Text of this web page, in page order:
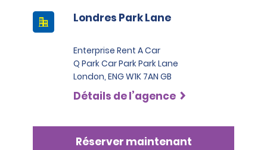
Londres Park Lane
Enterprise Rent A Car
Q Park Car Park Park Lane
London, ENG W1K 7AN GB
Détails de l’agence
Réserver maintenant